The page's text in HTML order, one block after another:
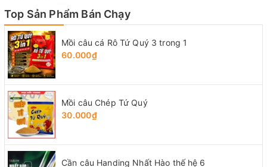
Top Sản Phẩm Bán Chạy
Mồi câu cá Rô Tứ Quý 3 trong 1
60.000₫
Mồi câu Chép Tứ Quý
30.000₫
Cần câu Handing Nhất Hào thế hệ 6